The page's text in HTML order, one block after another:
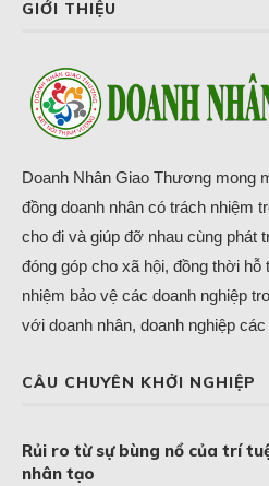
GIỚI THIỆU
Doanh Nhân Giao Thương mong
đồng doanh nhân có trách nhiệm
cho đi và giúp đỡ nhau cùng phát
đóng góp cho xã hội, đồng thời
nhiệm bảo vệ các doanh nghiệp
với doanh nhân, doanh nghiệp
CÂU CHUYÊN KHỞI NGHIỆP
Rủi ro từ sự bùng nổ của trí
nhân tạo